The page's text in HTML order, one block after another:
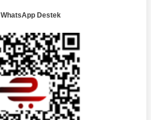
WhatsApp Destek